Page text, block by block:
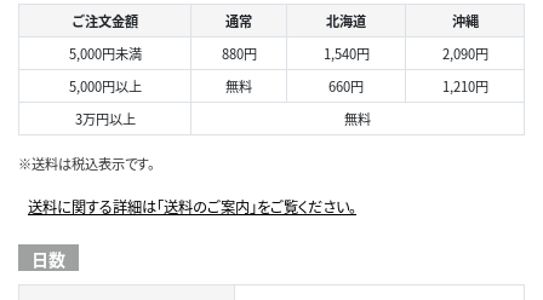
ご注文金額 通常 北海道
沖縄
5,000円未満
880円 1,540円
2,090円
5,000円以上
無料 660円
1,210円
3万円以上
無料
※送料は税込表示です。
送料に関する詳細は「送料のご案内」をご覧ください。
日数